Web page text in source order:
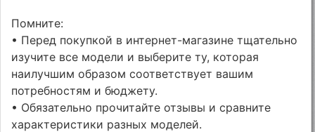
Помните:
• Перед покупкой в интернет-магазине тщательно
изучите все модели и выберите ту, которая
наилучшим образом соответствует вашим
потребностям и бюджету.
• Обязательно прочитайте отзывы и сравните
характеристики разных моделей.